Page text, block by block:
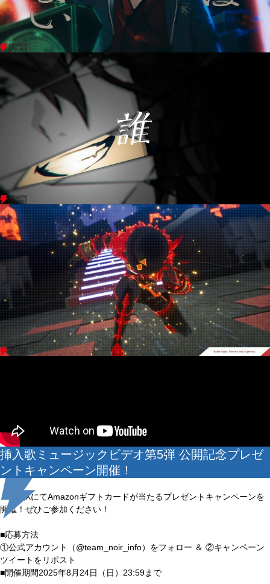
挿入歌ミュージックビデオ第5弾 公開記念プレゼ
ントキャンペーン開催！
公式XにてAmazonギフトカードが当たるプレゼントキャンペーンを
開催！ぜひご参加ください！
■応募方法
①公式アカウント（@team_noir_info）をフォロー ＆ ②キャンペーン
ツイートをリポスト
■開催期間2025年8月24日（日）23:59まで